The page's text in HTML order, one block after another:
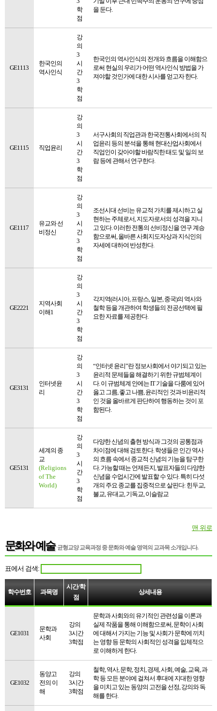
학
점
을 둔다.
GE1113
한국인의
역사인식
강
의
3
시
간
3
학
점
한국인의 역사인식의 전개와 흐름을 이해함으
로써 현실의 우리가 어떤 역사인식 방법을 가
져야할 것인가에 대한 시사를 얻고자 한다.
GE1115 직업윤리
강
의
3
시
간
3
학
점
서구사회의 직업관과 한국전통사회에서의 직
업윤리 등의 분석을 통해 현대산업사회에서
직업인이 갖아야할 바람직한 태도 및 일의 보
람 등에 관해서 연구한다.
GE1117
유교와 선
비정신
강
의
3
시
간
3
학
점
조선시대 선비는 유교적 가치를 제시하고 실
현하는 주체로서, 지도자로서의 성격을 지니
고 있다. 이러한 전통의 선비정신을 연구 계승
함으로써, 올바른 사회지도자상과 지식인의
자세에 대하여 반성한다.
GE2221
지역사회
이해1
강
의
3
시
간
3
학
점
각지역(러시아, 프랑스, 일본, 중국)의 역사와
철학 등을 개관하여 학생들의 전공선택에 필
요한 자료를 제공한다.
GE3131
인터넷윤
리
강
의
3
시
간
3
학
점
“인터넷 윤리”란 정보사회에서 야기되고 있는
윤리적 문제들을 해결하기 위한 규범체계이
다. 이 규범체계 안에는 IT 기술을 다룸에 있어
옳고 그름, 좋고 나쁨, 윤리적인 것과 비윤리적
인 것을 올바르게 판단하여 행동하는 것이 포
함된다.
GE5131
세계의 종
교
(Religions
of The
World)
강
의
3
시
간
3
학
점
다양한 신념의 출현 방식과 그것의 공통점과
차이점에 대해 검토한다. 학생들은 인간 역사
의 흐름 속에서 종교적 신념의 기능을 탐구한
다. 가능할 때는 언제든지, 발표자들의 다양한
신념을 수업시간에 발표할 수 있다. 특히 다섯
개의 주요 종교를 집중적으로 살핀다: 힌두교,
불교, 유대교, 기독교, 이슬람교
맨 위로
문화와 예술 균형교양 교육과정 중문화와 예술 영역의 교과목 소개입니다.
표에서 검색:
학수번호 과목명
시간/학
점
상세내용
GE1031
문학과
사회
강의
3시간
3학점
문학과 사회와의 유기적인 관련성을 이론과
실제 작품을 통해 이해함으로써, 문학이 사회
에 대해서 가지는 기능 및 사회가 문학에 끼치
는 영향 등 문학의 사회적인 성격을 입체적으
로 이해하게 한다.
GE1032
동양고
전의 이
해
강의
3시간
3학점
철학, 역사, 문학, 정치, 경제, 사회, 예술, 교육, 과
학 등 모든 분야에 걸쳐서 후대에 지대한 영향
을 미치고 있는 동양의 고전을 선정, 강의와 독
해를 한다.